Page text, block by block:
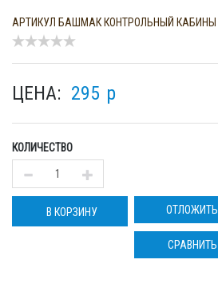
АРТИКУЛ БАШМАК КОНТРОЛЬНЫЙ КАБИНЫ
ЦЕНА: 295 p
КОЛИЧЕСТВО
В КОРЗИНУ ОТЛОЖИТЬ
СРАВНИТЬ